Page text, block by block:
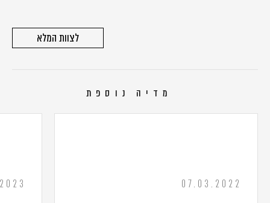
לצוות המלא
מדיה נוספת
07.03.2022